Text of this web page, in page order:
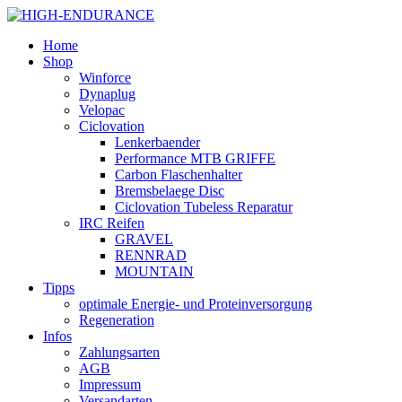
Home
Shop
Winforce
Dynaplug
Velopac
Ciclovation
Lenkerbaender
Performance MTB GRIFFE
Carbon Flaschenhalter
Bremsbelaege Disc
Ciclovation Tubeless Reparatur
IRC Reifen
GRAVEL
RENNRAD
MOUNTAIN
Tipps
optimale Energie- und Proteinversorgung
Regeneration
Infos
Zahlungsarten
AGB
Impressum